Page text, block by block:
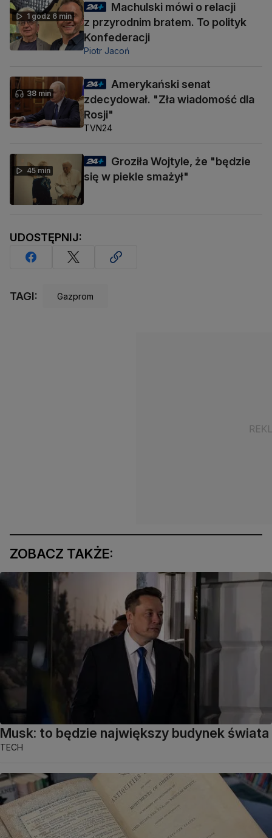
1 godz 6 min
Machulski mówi o relacji
z przyrodnim bratem. To polityk
Konfederacji
Piotr Jacoń
38 min
Amerykański senat
zdecydował. "Zła wiadomość dla
Rosji"
TVN24
45 min
Groziła Wojtyle, że "będzie
się w piekle smażył"
UDOSTĘPNIJ:
TAGI: Gazprom
ZOBACZ TAKŻE:
Musk: to będzie największy budynek świata
TECH